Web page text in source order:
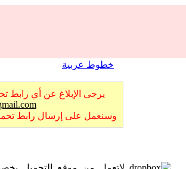
خطوط عربية
يرجى الإبلاغ عن أي رابط
وسنعمل على إرسال رابط